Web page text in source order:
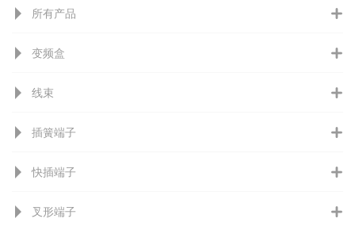
所有产品
变频盒
线束
插簧端子
快插端子
叉形端子